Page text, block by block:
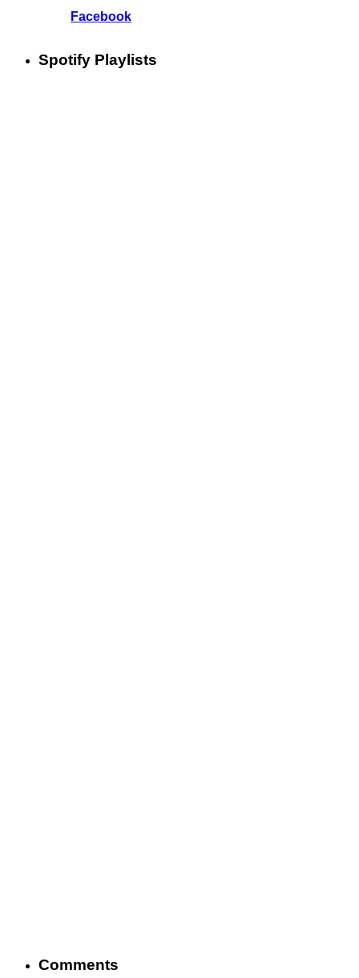
Facebook
Spotify Playlists
Comments